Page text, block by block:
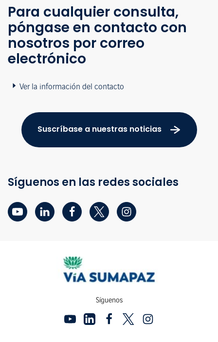
Para cualquier consulta,
póngase en contacto con
nosotros por correo
electrónico
Ver la información del contacto
Suscríbase a nuestras noticias
Síguenos en las redes sociales
Síguenos